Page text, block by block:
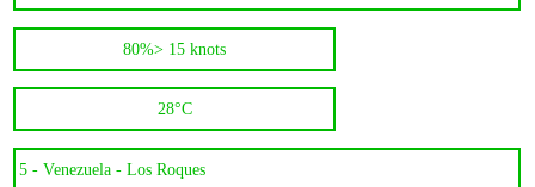
80%> 15 knots
28°C
5 -Venezuela - Los Roques